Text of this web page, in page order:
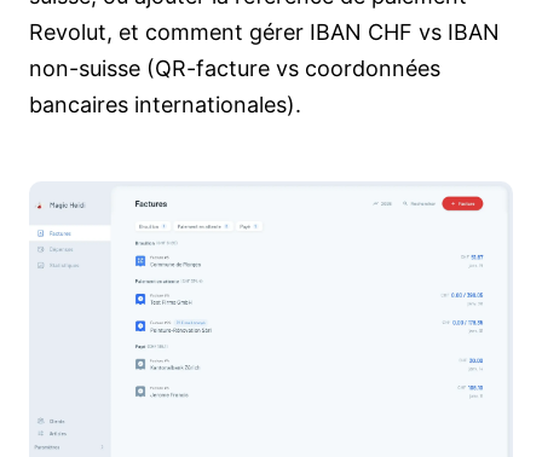
Revolut, et comment gérer IBAN CHF vs IBAN
non-suisse (QR-facture vs coordonnées
bancaires internationales).